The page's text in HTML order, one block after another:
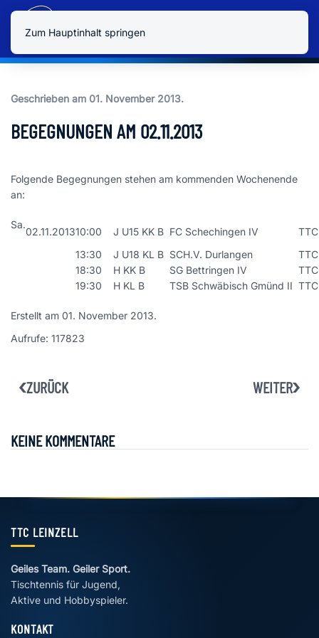
Zum Hauptinhalt springen
Geschrieben am 01. November 2013.
BEGEGNUNGEN AM 02.11.2013
Folgende Begegnungen stehen am kommenden Wochenende
an:
Sa.
02.11.201310:00 J U15 KK B FC Schechingen IV
13:30
J U18 KL B SCH.V. Durlangen
18:30
H KK B SG Bettringen IV
19:30
H KL B TSB Schwäbisch Gmünd II
Erstellt am 01. November 2013.
Aufrufe: 117823
ZURÜCK WEITER
KEINE KOMMENTARE
TTC LEINZELL
Geiles Team. Geiler Sport.
Tischtennis für Jugend,
Aktive und Hobbyspieler.
KONTAKT